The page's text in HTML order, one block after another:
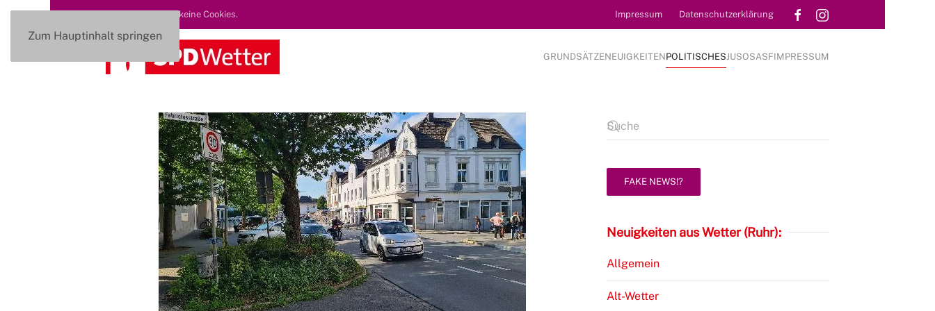
Zum Hauptinhalt springen
Diese Seite nutzt keine Cookies. Impressum Datenschutzerklärung
GRUNDSÄTZENEUIGKEITENPOLITISCHESJUSOSASFIMPRESSUM
FAKE NEWS!?
Neuigkeiten aus Wetter (Ruhr):
Allgemein
Alt-Wetter